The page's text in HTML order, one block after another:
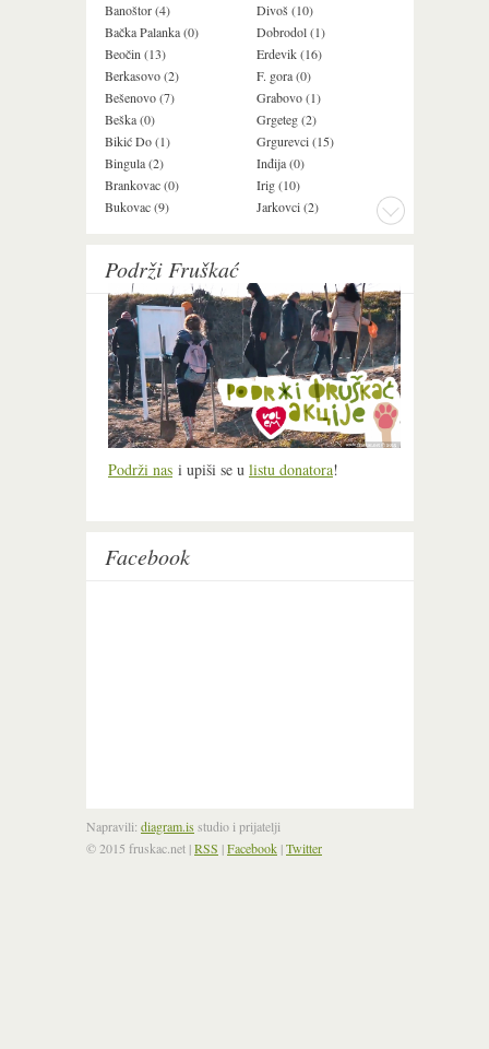
Banoštor (4)
Bačka Palanka (0)
Beočin (13)
Berkasovo (2)
Bešenovo (7)
Beška (0)
Bikić Do (1)
Bingula (2)
Brankovac (0)
Bukovac (9)
Divoš (10)
Dobrodol (1)
Erdevik (16)
F. gora (0)
Grabovo (1)
Grgeteg (2)
Grgurevci (15)
Inđija (0)
Irig (10)
Jarkovci (2)
Podrži Fruškać
Podrži nas i upiši se u listu donatora!
Facebook
Napravili: diagram.is studio i prijatelji
© 2015 fruskac.net |RSS |Facebook |Twitter